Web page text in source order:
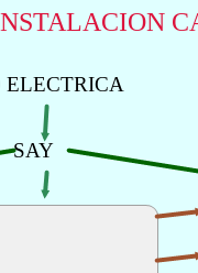
SAY
ELECTRICA